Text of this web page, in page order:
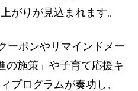
がりが見込まれます。
ーポンやリマインドメー
の施策」や子育て応援キ
プログラムが奏功し、